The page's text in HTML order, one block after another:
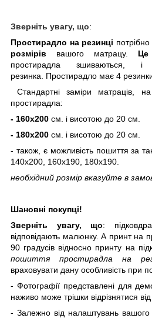
Зверніть увагу, що:
Простирадло на резинці
розмірів вашого матрацу. Це
простирадла зшиваються,
резинка. Простирадло має 4
Стандартні заміри матраців,
простирадла:
- 160х200 см. і висотою до 20 см.
- 180х200 см. і висотою до 20 см.
- також, є можливість пошиття за
140х200, 160х190, 180х190.
необхідний розмір вказуйте в
Шановні покупці!
Зверніть увагу, що:
відповідають малюнку. А принт на
90 градусів відносно принту на
пошиття простирадла на
враховувати дану особливість при
- Фотографії представлені для
наживо може трішки відрізнятися
- Залежно від налаштувань вашого